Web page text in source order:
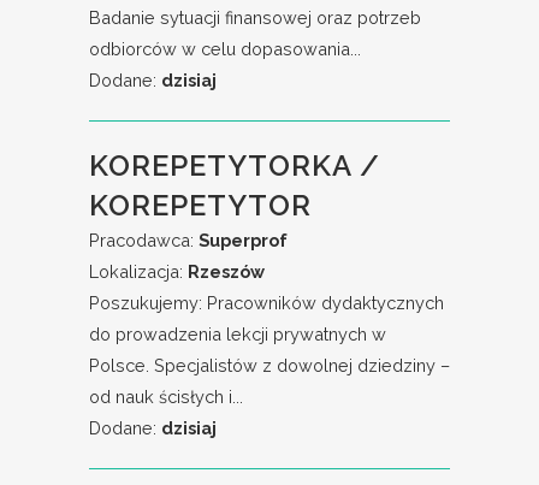
Badanie sytuacji finansowej oraz potrzeb
odbiorców w celu dopasowania...
Dodane: dzisiaj
KOREPETYTORKA /
KOREPETYTOR
Pracodawca: Superprof
Lokalizacja: Rzeszów
Poszukujemy: Pracowników dydaktycznych
do prowadzenia lekcji prywatnych w
Polsce. Specjalistów z dowolnej dziedziny –
od nauk ścisłych i...
Dodane: dzisiaj